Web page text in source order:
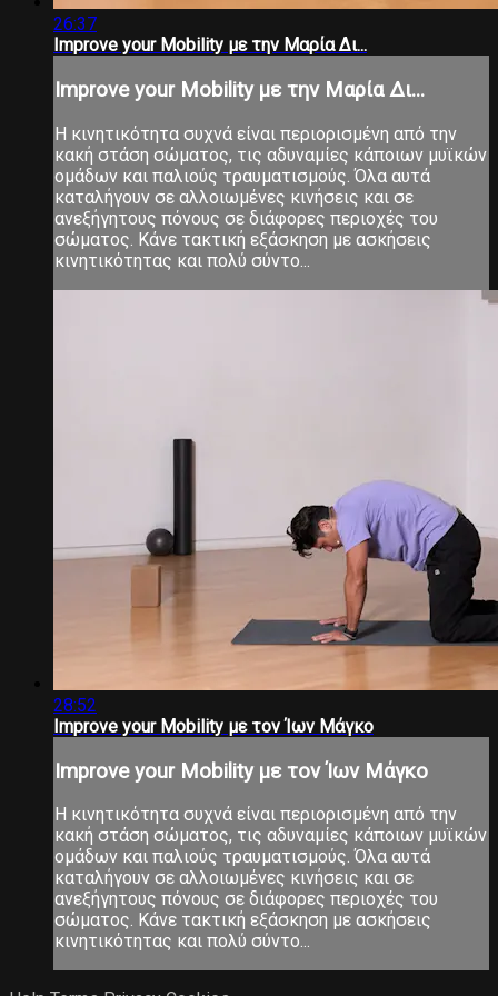
26:37
Improve your Mobility με την Μαρία Δι...
Improve your Mobility με την Μαρία Δι...
Η κινητικότητα συχνά είναι περιορισμένη από την
κακή στάση σώματος, τις αδυναμίες κάποιων μυϊκών
ομάδων και παλιούς τραυματισμούς. Όλα αυτά
καταλήγουν σε αλλοιωμένες κινήσεις και σε
ανεξήγητους πόνους σε διάφορες περιοχές του
σώματος. Κάνε τακτική εξάσκηση με ασκήσεις
κινητικότητας και πολύ σύντο...
28:52
Ιmprove your Μobility με τον Ίων Μάγκο
Ιmprove your Μobility με τον Ίων Μάγκο
Η κινητικότητα συχνά είναι περιορισμένη από την
κακή στάση σώματος, τις αδυναμίες κάποιων μυϊκών
ομάδων και παλιούς τραυματισμούς. Όλα αυτά
καταλήγουν σε αλλοιωμένες κινήσεις και σε
ανεξήγητους πόνους σε διάφορες περιοχές του
σώματος. Κάνε τακτική εξάσκηση με ασκήσεις
κινητικότητας και πολύ σύντο...